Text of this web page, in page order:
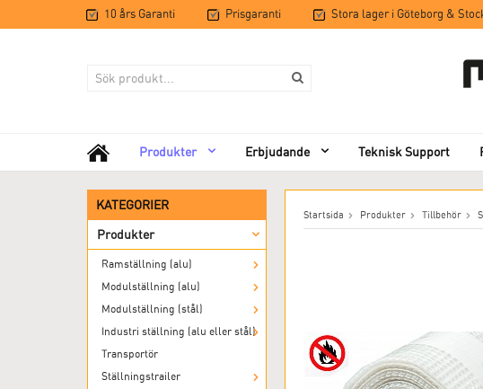
10 års Garanti Prisgaranti Stora lager i Göteborg &
Produkter Erbjudande Teknisk Support
KATEGORIER
Produkter
Ramställning (alu)
Modulställning (alu)
Modulställning (stål)
Industri ställning (alu eller stål)
Transportör
Ställningstrailer
Startsida Produkter Tillbehör